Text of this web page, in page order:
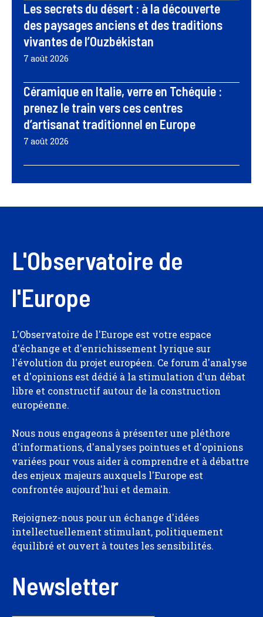
Les secrets du désert : à la découverte
des paysages anciens et des traditions
vivantes de l’Ouzbékistan
7 août 2026
Céramique en Italie, verre en Tchéquie :
prenez le train vers ces centres
d’artisanat traditionnel en Europe
7 août 2026
L'Observatoire de
l'Europe
L'Observatoire de l'Europe est votre espace
d'échange et d'enrichissement lyrique sur
l'évolution du projet européen. Ce forum d'analyse
et d'opinions est dédié à la stimulation d'un débat
libre et constructif autour de la construction
européenne.
Nous nous engageons à présenter une pléthore
d'informations, d'analyses pointues et d'opinions
variées pour vous aider à comprendre et à débattre
des enjeux majeurs auxquels l'Europe est
confrontée aujourd'hui et demain.
Rejoignez-nous pour un échange d'idées
intellectuellement stimulant, politiquement
équilibré et ouvert à toutes les sensibilités.
Newsletter